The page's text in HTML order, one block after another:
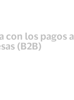
con los pagos a
(B2B)